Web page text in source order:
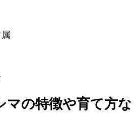
マの特徴や育て方な